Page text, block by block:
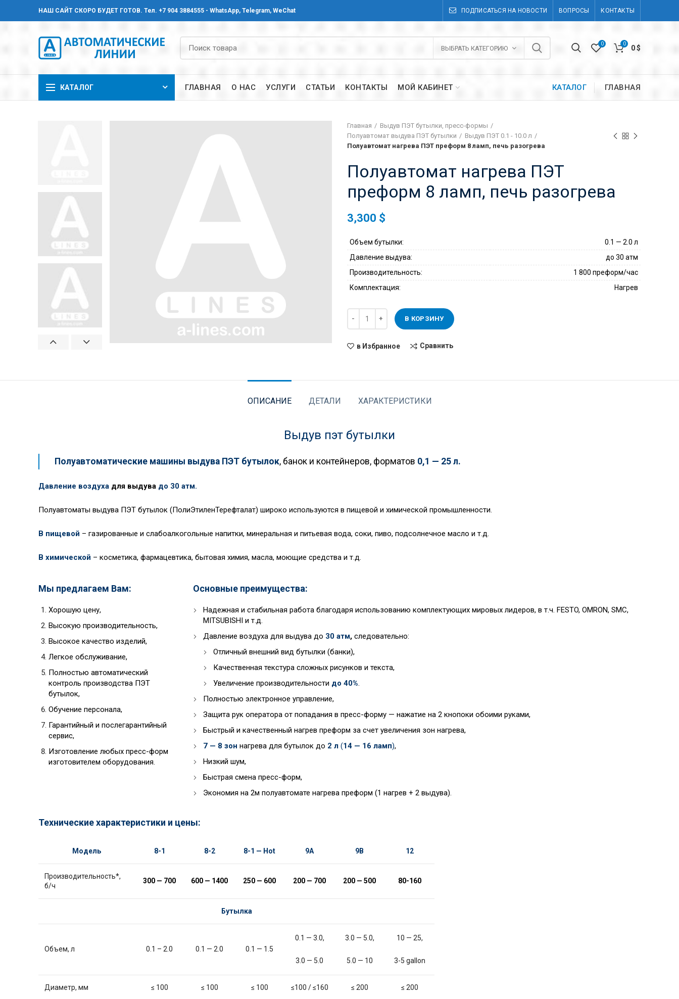
НАШ САЙТ СКОРО БУДЕТ ГОТОВ. Тел. +7 904 3884555 - WhatsApp, Telegram, WeChat ПОДПИСАТЬСЯ НА НОВОСТИ ВОПРОСЫ КОНТАКТЫ
ВЫБРАТЬ КАТЕГОРИЮ
0 0
0$
КАТАЛОГ ГЛАВНАЯ О НАС УСЛУГИ СТАТЬИ КОНТАКТЫ МОЙ КАБИНЕТ КАТАЛОГ ГЛАВНАЯ
Главная
Выдув ПЭТ бутылки, пресс-формы
Полуавтомат выдува ПЭТ бутылки
Выдув ПЭТ 0.1 - 10.0 л
Полуавтомат нагрева ПЭТ преформ 8 ламп, печь разогрева
Полуавтомат нагрева ПЭТ
преформ 8 ламп, печь разогрева
3,300 $
Объем бутылки:
0.1 — 2.0 л
Давление выдува:
до 30 атм
Производительность:
1 800 преформ/час
Комплектация:
Нагрев
В КОРЗИНУ
в Избранное Сравнить
ОПИСАНИЕ ДЕТАЛИ ХАРАКТЕРИСТИКИ
Выдув пэт бутылки
Полуавтоматические машины выдува ПЭТ бутылок, банок и контейнеров, форматов 0,1 — 25 л.
Давление воздуха для выдува до 30 атм.
Полуавтоматы выдува ПЭТ бутылок (ПолиЭтиленТерефталат) широко используются в пищевой и химической промышленности.
В пищевой – газированные и слабоалкогольные напитки, минеральная и питьевая вода, соки, пиво, подсолнечное масло и т.д.
В химической – косметика, фармацевтика, бытовая химия, масла, моющие средства и т.д.
Мы предлагаем Вам:
Хорошую цену,
Высокую производительность,
Высокое качество изделий,
Легкое обслуживание,
Полностью автоматический
контроль производства ПЭТ
бутылок,
Обучение персонала,
Гарантийный и послегарантийный
сервис,
Изготовление любых пресс-форм
изготовителем оборудования.
Основные преимущества:
Надежная и стабильная работа благодаря использованию комплектующих мировых лидеров, в т.ч. FESTO, OMRON, SMC,
MITSUBISHI и т.д.
Давление воздуха для выдува до 30 атм,следовательно:
Отличный внешний вид бутылки (банки),
Качественная текстура сложных рисунков и текста,
Увеличение производительности до 40%.
Полностью электронное управление,
Защита рук оператора от попадания в пресс-форму — нажатие на 2 кнопоки обоими руками,
Быстрый и качественный нагрев преформ за счет увеличения зон нагрева,
7 — 8 зон нагрева для бутылок до 2 л(14 — 16 ламп),
Низкий шум,
Быстрая смена пресс-форм,
Экономия на 2м полуавтомате нагрева преформ (1 нагрев + 2 выдува).
Технические характеристики и цены:
Модель 8-1 8-2 8-1 — Hot 9А 9В 12
Производительность*,
б/ч
300 — 700 600 — 1400 250 — 600 200 — 700 200 — 500 80-160
Бутылка
Объем, л 0.1 – 2.0 0.1 — 2.0 0.1 — 1.5
0.1 — 3.0,
3.0 — 5.0
3.0 — 5.0,
5.0 — 10
10 — 25,
3-5 gallon
Диаметр, мм ≤ 100 ≤ 100 ≤ 100 ≤100 / ≤160 ≤ 200 ≤ 200